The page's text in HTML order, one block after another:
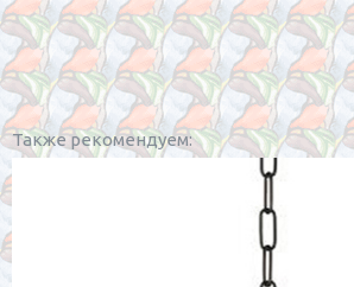
Также рекомендуем: